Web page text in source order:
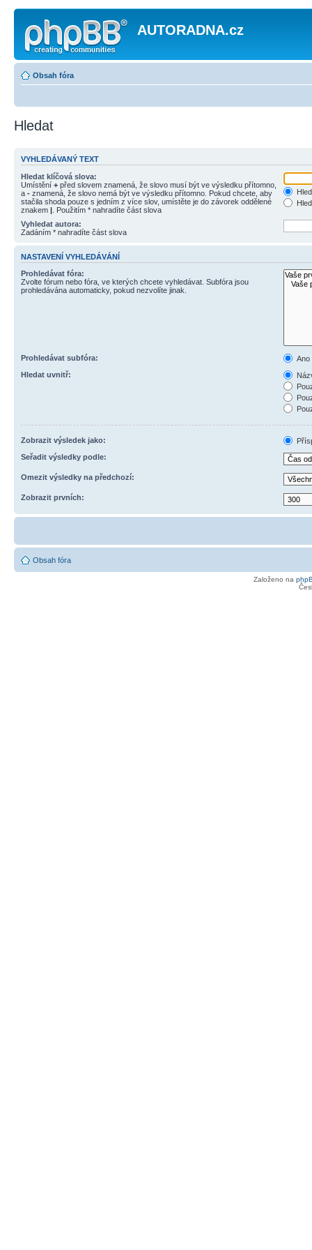
AUTORADNA.cz
Obsah fóra
Hledat
VYHLEDÁVANÝ TEXT
Hledat klíčová slova:
Umístění + před slovem znamená, že slovo musí být ve výsledku přítomno,
a - znamená, že slovo nemá být ve výsledku přítomno. Pokud chcete, aby
stačila shoda pouze s jedním z více slov, umístěte je do závorek oddělené
znakem | . Použitím * nahradíte část slova
Vyhledat autora:
Zadáním * nahradíte část slova
NASTAVENÍ VYHLEDÁVÁNÍ
Prohledávat fóra:
Zvolte fórum nebo fóra, ve kterých chcete vyhledávat. Subfóra jsou
prohledávána automaticky, pokud nezvolíte jinak.
Prohledávat subfóra:
Ano
Hledat uvnitř:
Zobrazit výsledek jako:
Seřadit výsledky podle:
Omezit výsledky na předchozí:
Zobrazit prvních:
Obsah fóra
Založeno na